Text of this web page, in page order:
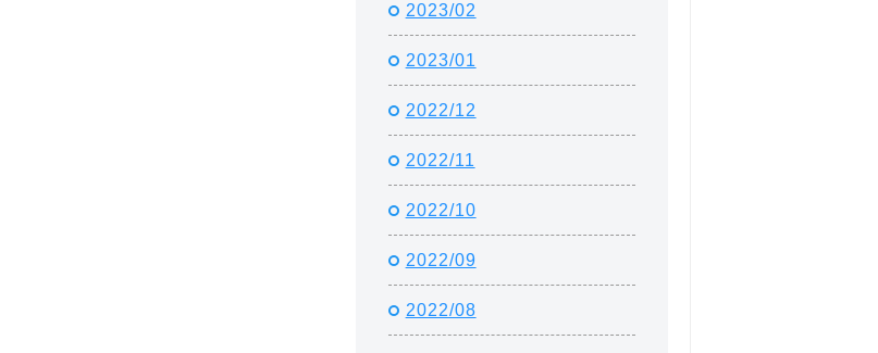
2023/02
2023/01
2022/12
2022/11
2022/10
2022/09
2022/08